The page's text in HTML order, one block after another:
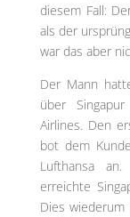
diesem Fall:
als der
war das aber
Der Mann
über
Airlines. Den
bot dem
Lufthansa
erreichte
Dies